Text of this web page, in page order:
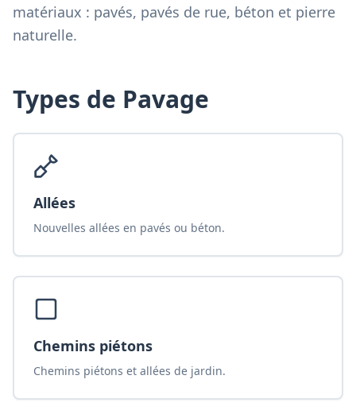
matériaux : pavés, pavés de rue, béton et pierre
naturelle.
Types de Pavage
Allées
Nouvelles allées en pavés ou béton.
Chemins piétons
Chemins piétons et allées de jardin.